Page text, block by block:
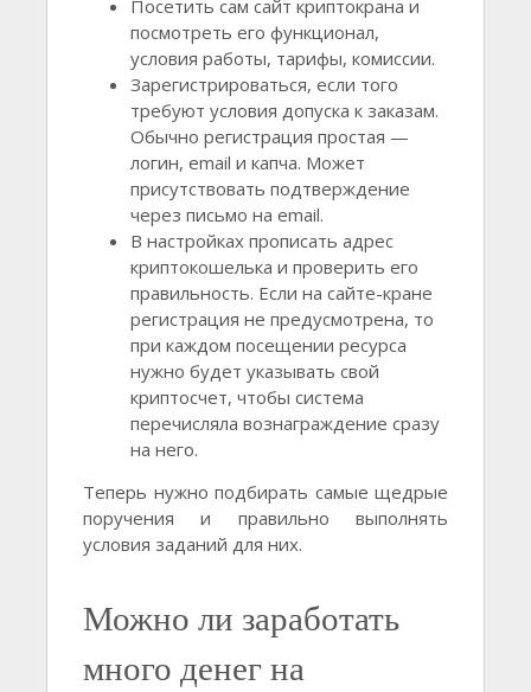
Посетить сам сайт криптокрана и
посмотреть его функционал,
условия работы, тарифы, комиссии.
Зарегистрироваться, если того
требуют условия допуска к заказам.
Обычно регистрация простая —
логин, email и капча. Может
присутствовать подтверждение
через письмо на email.
В настройках прописать адрес
криптокошелька и проверить его
правильность. Если на сайте-кране
регистрация не предусмотрена, то
при каждом посещении ресурса
нужно будет указывать свой
криптосчет, чтобы система
перечисляла вознаграждение сразу
на него.
Теперь нужно подбирать самые щедрые
поручения и правильно выполнять
условия заданий для них.
Можно ли заработать
много денег на